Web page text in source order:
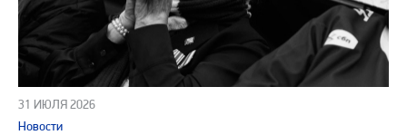
31 ИЮЛЯ 2026
Новости